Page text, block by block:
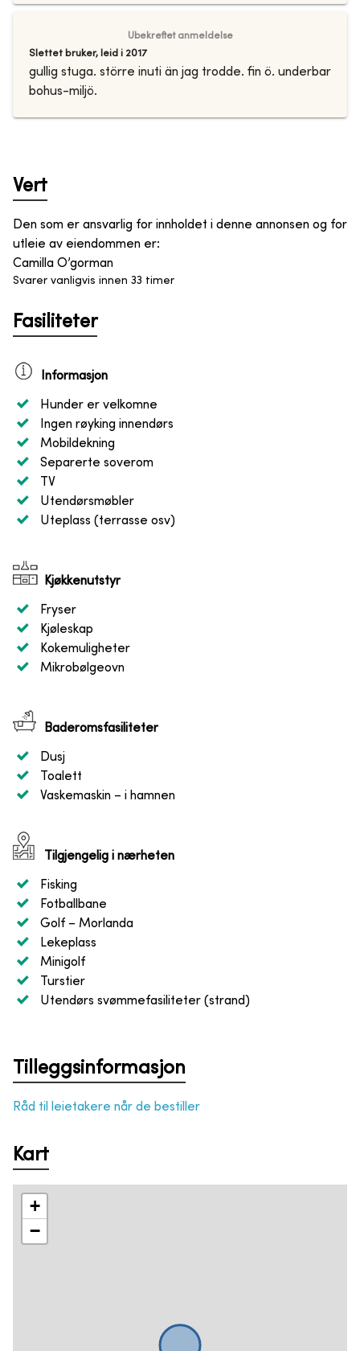
Ubekreftet anmeldelse
Slettet bruker, leid i 2017
gullig stuga. större inuti än jag trodde. fin ö. underbar
bohus-miljö.
Vert
Den som er ansvarlig for innholdet i denne annonsen og for
utleie av eiendommen er:
Camilla O’gorman
Svarer vanligvis innen 33 timer
Fasiliteter
Informasjon
Hunder er velkomne
Ingen røyking innendørs
Mobildekning
Separerte soverom
TV
Utendørsmøbler
Uteplass (terrasse osv)
Kjøkkenutstyr
Fryser
Kjøleskap
Kokemuligheter
Mikrobølgeovn
Baderomsfasiliteter
Dusj
Toalett
Vaskemaskin – i hamnen
Tilgjengelig i nærheten
Fisking
Fotballbane
Golf – Morlanda
Lekeplass
Minigolf
Turstier
Utendørs svømmefasiliteter (strand)
Tilleggsinformasjon
Råd til leietakere når de bestiller
Kart
+
−